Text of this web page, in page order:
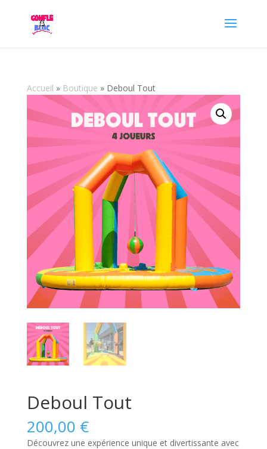
Accueil » Boutique » Deboul Tout
Deboul Tout
200,00 €
Découvrez une expérience unique et divertissante avec